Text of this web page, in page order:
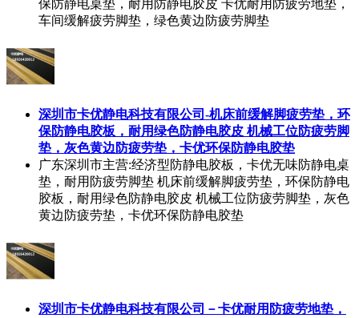
保防静电桌垫，耐用防静电胶皮 卡优耐用防疲劳地垫，
车间缓解疲劳脚垫，绿色黄边防疲劳脚垫
深圳市卡优静电科技有限公司-机床前缓解脚疲劳垫，环
保防静电胶板，耐用绿色防静电胶皮 机械工位防疲劳脚
垫，灰色黄边防疲劳垫，卡优环保防静电胶垫
广东深圳市主营:经济型防静电胶板，卡优无味防静电桌
垫，耐用防疲劳脚垫 机床前缓解脚疲劳垫，环保防静电
胶板，耐用绿色防静电胶皮 机械工位防疲劳脚垫，灰色
黄边防疲劳垫，卡优环保防静电胶垫
深圳市卡优静电科技有限公司－卡优耐用防疲劳地垫，